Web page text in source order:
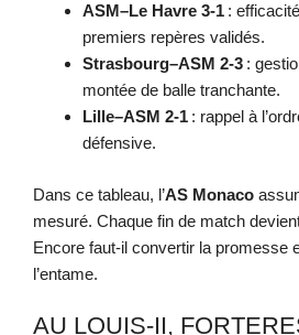
ASM–Le Havre 3-1 :
premiers repères validés.
Strasbourg–ASM 2-3 :
montée de balle tranchante.
Lille–ASM 2-1 : rappel à
défensive.
Dans ce tableau, l’AS Monaco
mesuré. Chaque fin de match
Encore faut-il convertir la promesse
l’entame.
AU LOUIS-II,